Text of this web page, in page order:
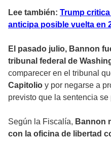
Lee también: Trump
anticipa posible vuelta en
El pasado julio, Bannon
tribunal federal de
comparecer en el tribunal
Capitolio y por negarse a
previsto que la sentencia
Según la Fiscalía, Bannon
con la oficina de libertad